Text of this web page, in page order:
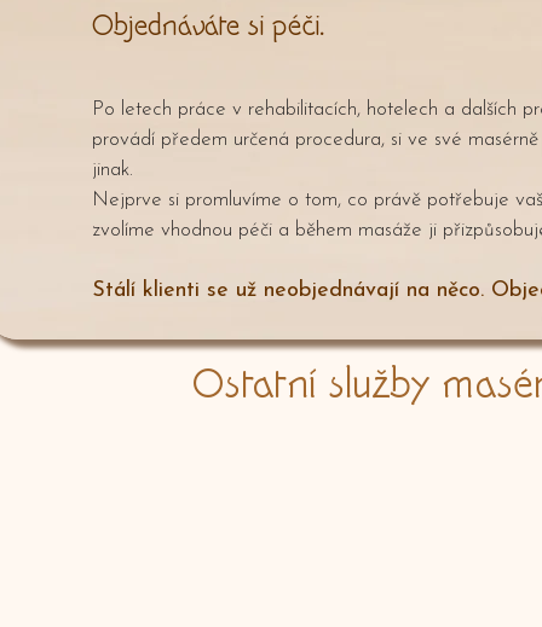
Objednáváte si péči.
Po letech práce v rehabilitacích, hotelech a dalších
provádí předem určená procedura, si ve své
jinak.
Nejprve si promluvíme o tom, co právě potřebuje
zvolíme vhodnou péči a během masáže ji
Stálí klienti se už neobjednávají na něco.
Ostatní služby